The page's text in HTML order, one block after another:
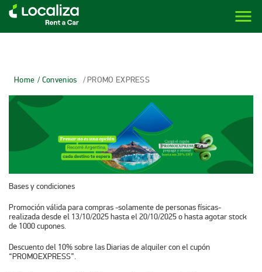
LOCALIZA ALQUILER DE VEHÍCULOS | LOCALIZA menu
Home / Convenios / PROMO EXPRESS
Bases y condiciones
Promoción válida para compras -solamente de personas físicas-
realizada desde el 13/10/2025 hasta el 20/10/2025o hasta agotar stock
de 1000 cupones.
Descuento del 10% sobre las Diarias de alquiler con el cupón
“PROMOEXPRESS”.